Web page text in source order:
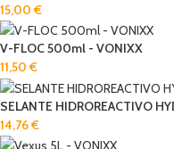
15,00€
V-FLOC 500ml - VONIXX
11,50€
SELANTE HIDROREACTIVO
14,76€